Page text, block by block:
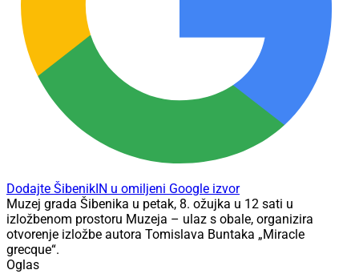
Dodajte ŠibenikIN u omiljeni Google izvor
Muzej grada Šibenika u petak, 8. ožujka u 12 sati u
izložbenom prostoru Muzeja – ulaz s obale, organizira
otvorenje izložbe autora Tomislava Buntaka „Miracle
grecque“.
Oglas